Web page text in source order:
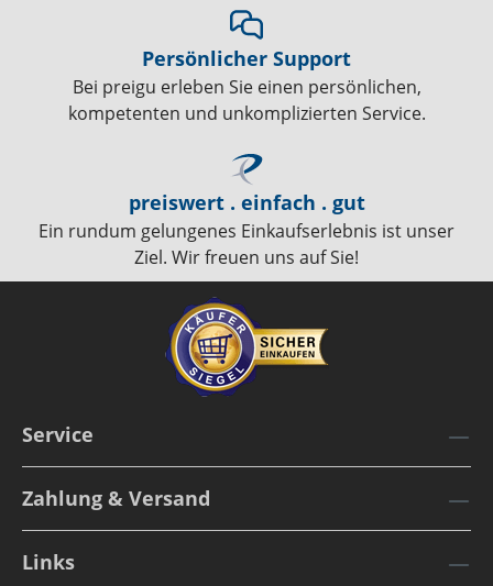
Persönlicher Support
Bei preigu erleben Sie einen persönlichen,
kompetenten und unkomplizierten Service.
preiswert . einfach . gut
Ein rundum gelungenes Einkaufserlebnis ist unser
Ziel. Wir freuen uns auf Sie!
Service
Zahlung & Versand
Links